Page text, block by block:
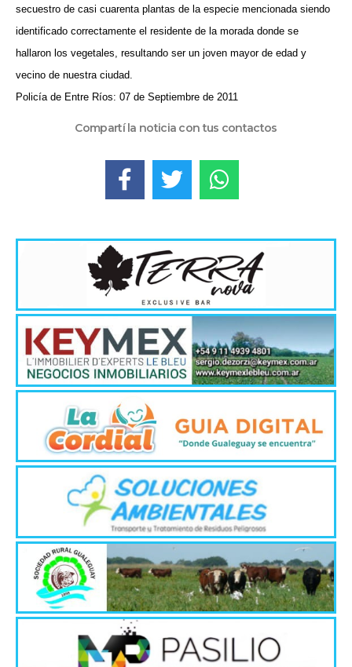
secuestro de casi cuarenta plantas de la especie mencionada siendo
identificado correctamente el residente de la morada donde se
hallaron los vegetales, resultando ser un joven mayor de edad y
vecino de nuestra ciudad.
Policía de Entre Ríos: 07 de Septiembre de 2011
Compartí la noticia con tus contactos